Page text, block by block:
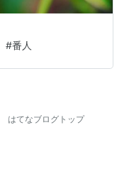
#番人
はてなブログトップ